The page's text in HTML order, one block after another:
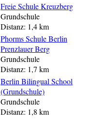
Freie Schule Kreuzberg
Grundschule
Distanz: 1,4 km
Phorms Schule Berlin
Prenzlauer Berg
Grundschule
Distanz: 1,7 km
Berlin Bilingual School
(Grundschule)
Grundschule
Distanz: 1,8 km